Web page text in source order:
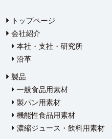
トップページ
会社紹介
本社・支社・研究所
沿革
製品
一般食品用素材
製パン用素材
機能性食品用素材
濃縮ジュース・飲料用素材